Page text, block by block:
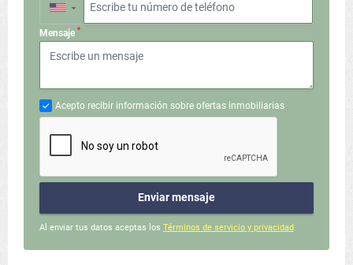
▼
Mensaje *
Acepto recibir información sobre ofertas inmobiliarias
Enviar mensaje
Al enviar tus datos aceptas los Términos de servicio y privacidad